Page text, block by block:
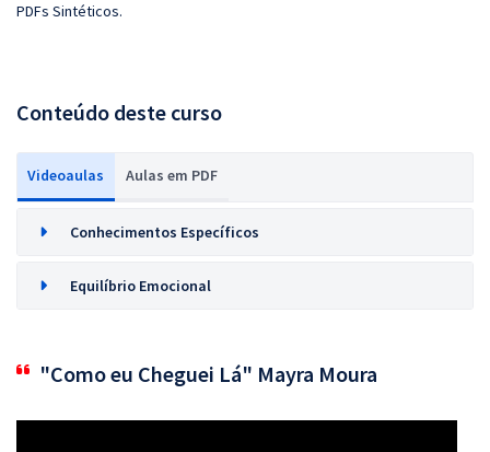
PDFs Sintéticos.
Conteúdo deste curso
Videoaulas Aulas em PDF
Conhecimentos Específicos
Equilíbrio Emocional
"Como eu Cheguei Lá" Mayra Moura